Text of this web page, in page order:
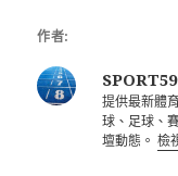
作者:
提供最新體
球、足球、
壇動態。檢